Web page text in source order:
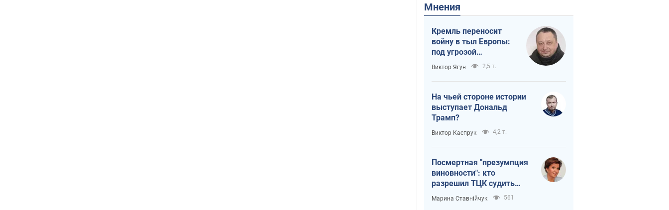
Мнения
Кремль переносит
войну в тыл Европы:
под угрозой
критическая
логистика
Виктор Ягун 2,5 т.
На чьей стороне истории
выступает Дональд
Трамп?
Виктор Каспрук 4,2 т.
Посмертная "презумпция
виновности": кто
разрешил ТЦК судить
погибших защитников
Марина Ставнійчук 561